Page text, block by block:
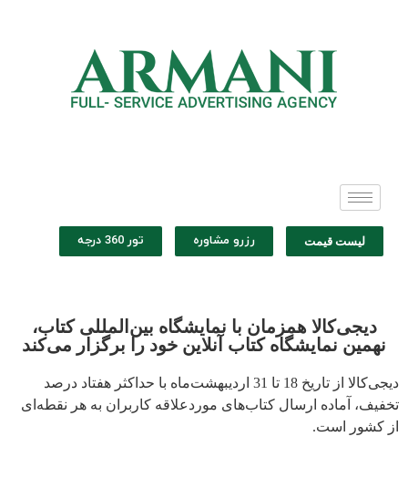
لیست قیمت رزرو مشاوره تور 360 درجه
دیجی‌کالا همزمان با نمایشگاه بین‌المللی کتاب،
نهمین نمایشگاه کتاب آنلاین خود را برگزار می‌کند
دیجی‌کالا از تاریخ 18 تا 31 اردیبهشت‌ماه با حداکثر هفتاد درصد
تخفیف، آماده ارسال کتاب‌های موردعلاقه کاربران به هر نقطه‌ای
از کشور است.